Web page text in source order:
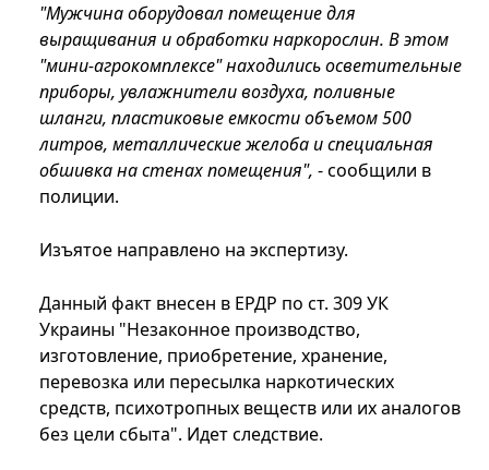
"Мужчина оборудовал помещение для
выращивания и обработки наркорослин. В этом
"мини-агрокомплексе" находились осветительные
приборы, увлажнители воздуха, поливные
шланги, пластиковые емкости объемом 500
литров, металлические желоба и специальная
обшивка на стенах помещения", - сообщили в
полиции.
Изъятое направлено на экспертизу.
Данный факт внесен в ЕРДР по ст. 309 УК
Украины "Незаконное производство,
изготовление, приобретение, хранение,
перевозка или пересылка наркотических
средств, психотропных веществ или их аналогов
без цели сбыта". Идет следствие.